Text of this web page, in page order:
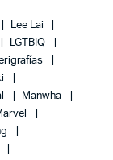
Lee Lai
LGTBIQ
Manwha